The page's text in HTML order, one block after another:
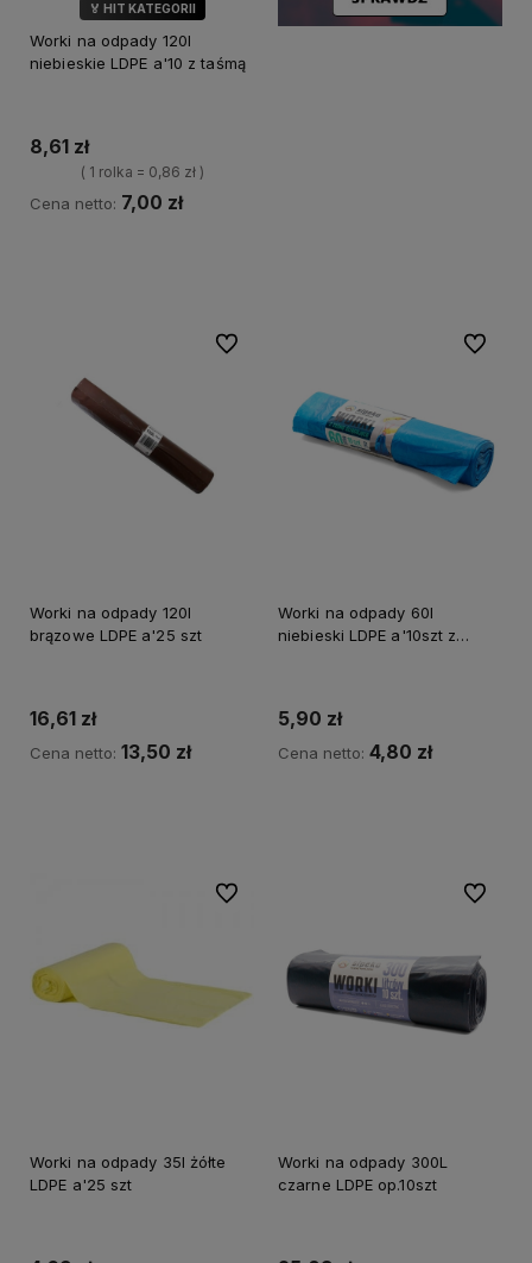
🏅 HIT KATEGORII
Worki na odpady 120l
niebieskie LDPE a'10 z taśmą
8,61 zł
( 1 rolka = 0,86 zł )
Cena netto: 7,00 zł
Worki na odpady 120l
brązowe LDPE a'25 szt
16,61 zł
Cena netto: 13,50 zł
Do ulubionych
Worki na odpady 60l
niebieski LDPE a'10szt z
5,90 zł
Cena netto: 4,80 zł
Do
Worki na odpady 35l żółte
LDPE a'25 szt
Do ulubionych
Worki na odpady 300L
czarne LDPE op.10szt
Do